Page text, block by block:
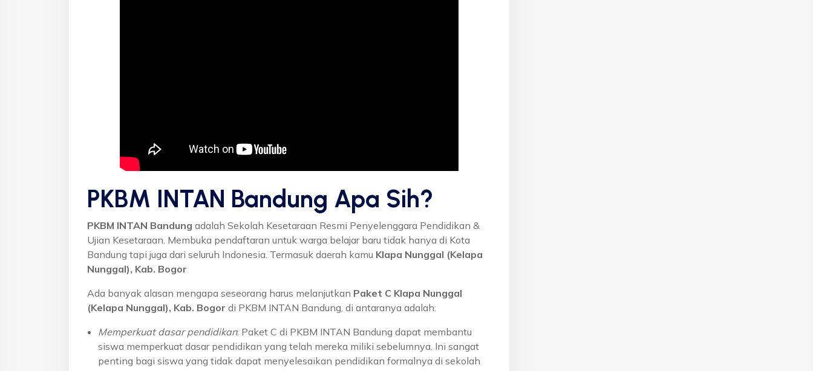
PKBM INTAN Bandung Apa Sih?
PKBM INTAN Bandung adalah Sekolah Kesetaraan Resmi Penyelenggara Pendidikan &
Ujian Kesetaraan. Membuka pendaftaran untuk warga belajar baru tidak hanya di Kota
Bandung tapi juga dari seluruh Indonesia. Termasuk daerah kamu Klapa Nunggal (Kelapa
Nunggal), Kab. Bogor
Ada banyak alasan mengapa seseorang harus melanjutkan Paket C Klapa Nunggal
(Kelapa Nunggal), Kab. Bogor di PKBM INTAN Bandung, di antaranya adalah:
Memperkuat dasar pendidikan: Paket C di PKBM INTAN Bandung dapat membantu
siswa memperkuat dasar pendidikan yang telah mereka miliki sebelumnya. Ini sangat
penting bagi siswa yang tidak dapat menyelesaikan pendidikan formalnya di sekolah